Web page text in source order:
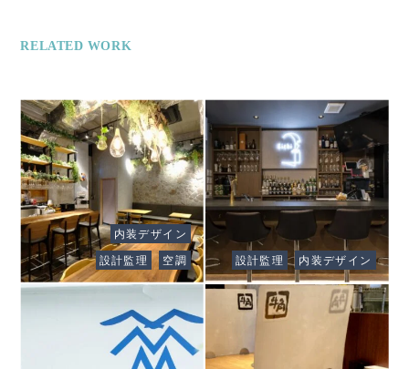
RELATED WORK
Client
Italian Ristorante 碧
い月
設計監理 空調
内装デザイン Client
Kichi BAR
設計監理 内装デザイン